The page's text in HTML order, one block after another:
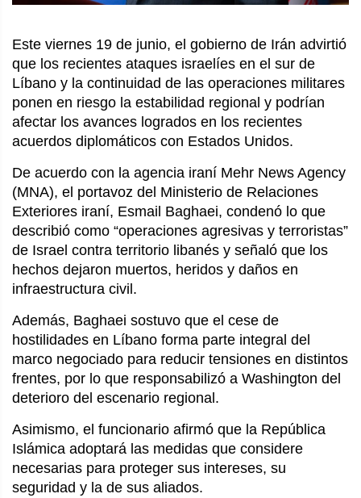
Este viernes 19 de junio, el gobierno de Irán advirtió
que los recientes ataques israelíes en el sur de
Líbano y la continuidad de las operaciones militares
ponen en riesgo la estabilidad regional y podrían
afectar los avances logrados en los recientes
acuerdos diplomáticos con Estados Unidos.
De acuerdo con la agencia iraní Mehr News Agency
(MNA), el portavoz del Ministerio de Relaciones
Exteriores iraní, Esmail Baghaei, condenó lo que
describió como “operaciones agresivas y terroristas”
de Israel contra territorio libanés y señaló que los
hechos dejaron muertos, heridos y daños en
infraestructura civil.
Además, Baghaei sostuvo que el cese de
hostilidades en Líbano forma parte integral del
marco negociado para reducir tensiones en distintos
frentes, por lo que responsabilizó a Washington del
deterioro del escenario regional.
Asimismo, el funcionario afirmó que la República
Islámica adoptará las medidas que considere
necesarias para proteger sus intereses, su
seguridad y la de sus aliados.